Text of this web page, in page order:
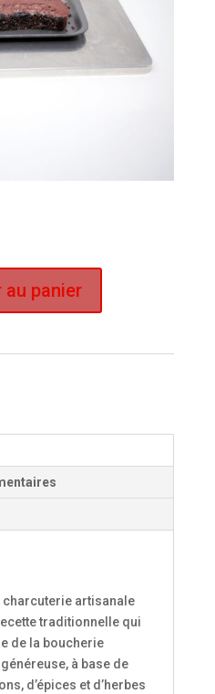
au panier
charcuterie artisanale
traditionnelle qui
de la boucherie
à base de
d’épices et d’herbes